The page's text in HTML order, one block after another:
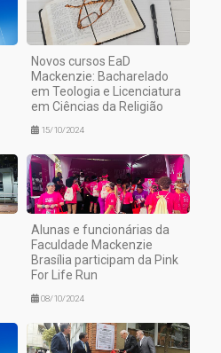
Novos cursos EaD
Mackenzie: Bacharelado
em Teologia e Licenciatura
em Ciências da Religião
15/10/2024
Alunas e funcionárias da
Faculdade Mackenzie
Brasília participam da Pink
For Life Run
08/10/2024